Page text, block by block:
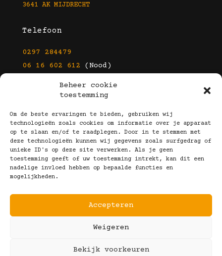
Beheer cookie
toestemming
Om de beste ervaringen te bieden, gebruiken wij
technologieën zoals cookies om informatie over je apparaat
op te slaan en/of te raadplegen. Door in te stemmen met
deze technologieën kunnen wij gegevens zoals surfgedrag of
unieke ID's op deze site verwerken. Als je geen
toestemming geeft of uw toestemming intrekt, kan dit een
nadelige invloed hebben op bepaalde functies en
mogelijkheden.
Accepteren
Weigeren
Bekijk voorkeuren
3641 AK MIJDRECHT
Telefoon
0297 284479
06 16 602 612 (Nood)
info@kootbrillen.nl
Volg Ons!
Copyright © 2025 Koot Brillen
Algemene Voorwaarden